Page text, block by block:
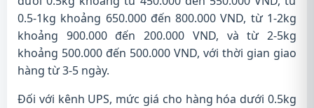
0.5-1kg khoảng 650.000 đến 800.000 VND, từ 1-2kg
khoảng 900.000 đến 200.000 VND, và từ 2-5kg
khoảng 500.000 đến 500.000 VND, với thời gian giao
hàng từ 3-5 ngày.
Đối với kênh UPS, mức giá cho hàng hóa dưới 0.5kg